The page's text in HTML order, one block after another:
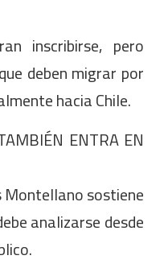
inscribirse, pero
deben migrar por
hacia Chile.
ENTRA EN
sostiene
analizarse desde